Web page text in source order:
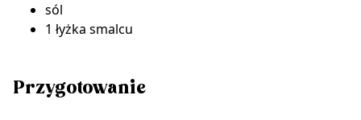
sól
1 łyżka smalcu
Przygotowanie